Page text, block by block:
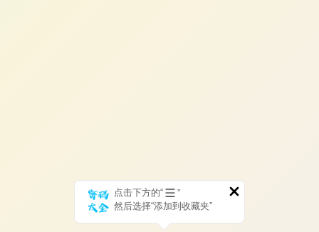
点击下方的“
”
然后选择“添加到收藏夹”